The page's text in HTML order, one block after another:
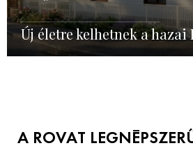
Új életre kelhetnek a hazai
A ROVAT